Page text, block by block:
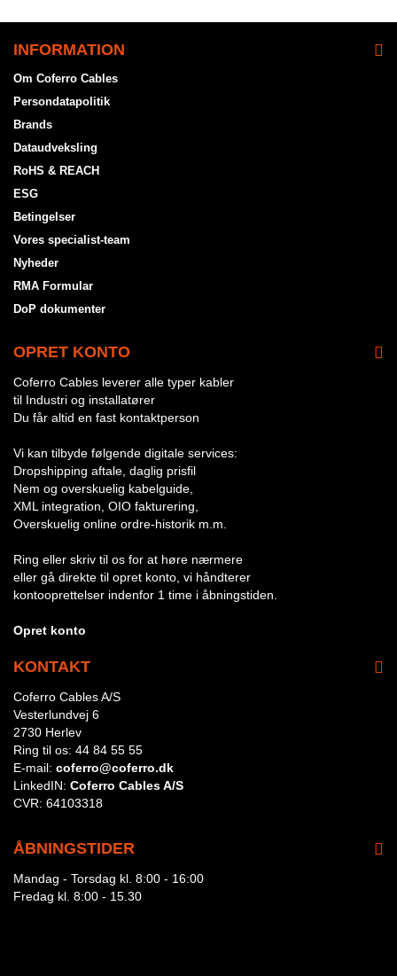
INFORMATION
Om Coferro Cables
Persondatapolitik
Brands
Dataudveksling
RoHS & REACH
ESG
Betingelser
Vores specialist-team
Nyheder
RMA Formular
DoP dokumenter
OPRET KONTO
Coferro Cables leverer alle typer kabler
til Industri og installatører
Du får altid en fast kontaktperson
Vi kan tilbyde følgende digitale services:
Dropshipping aftale, daglig prisfil
Nem og overskuelig kabelguide,
XML integration, OIO fakturering,
Overskuelig online ordre-historik m.m.
Ring eller skriv til os for at høre nærmere
eller gå direkte til opret konto, vi håndterer
kontooprettelser indenfor 1 time i åbningstiden.
Opret konto
KONTAKT
Coferro Cables A/S
Vesterlundvej 6
2730 Herlev
Ring til os: 44 84 55 55
E-mail: coferro@coferro.dk
LinkedIN: Coferro Cables A/S
CVR: 64103318
ÅBNINGSTIDER
Mandag - Torsdag kl. 8:00 - 16:00
Fredag kl. 8:00 - 15.30